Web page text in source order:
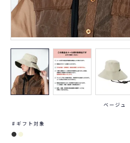
ベージュ
ギフト対象